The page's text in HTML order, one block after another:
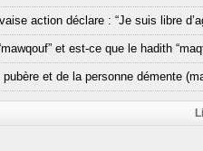
action déclare : “Je suis libre
et est-ce que le hadith
et de la personne démente